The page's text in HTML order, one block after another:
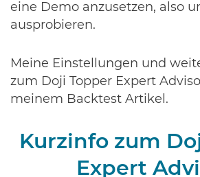
eine Demo anzusetzen, also
ausprobieren.
Meine Einstellungen und
zum Doji Topper Expert
meinem Backtest Artikel.
Kurzinfo zum
Expert